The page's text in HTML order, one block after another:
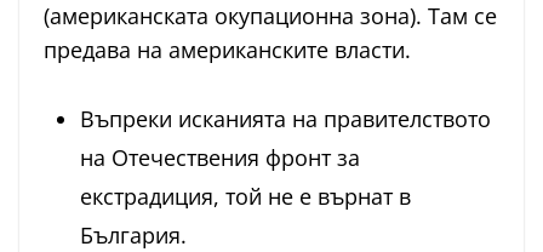
(американската окупационна зона). Там се
предава на американските власти.
Въпреки исканията на правителството
на Отечествения фронт за
екстрадиция, той не е върнат в
България.